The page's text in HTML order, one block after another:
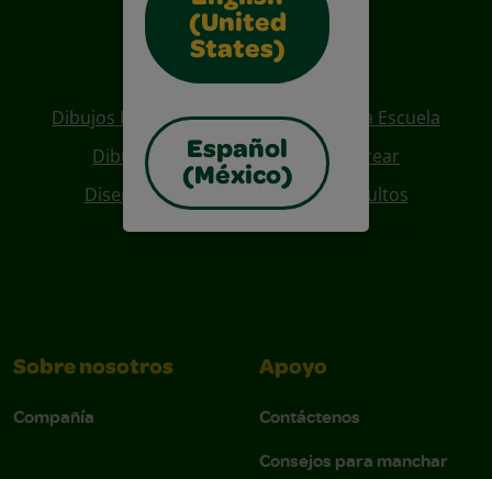
(United
States)
Español
(México)
Also of Interest
Dibujos Para Colorear De Regreso A La Escuela
Dibujos De Personajes Para Colorear
Diseños Para Coloreables Para Adultos
Sobre nosotros
Compañía
Apoyo
Contáctenos
Consejos para manchar